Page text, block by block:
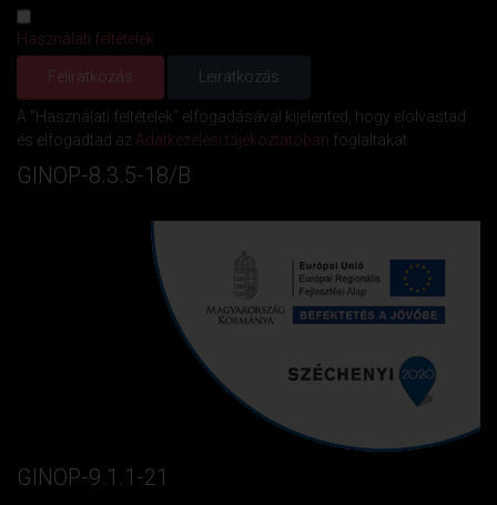
Használati feltételek
A "Használati feltételek" elfogadásával kijelented, hogy elolvastad
és elfogadtad azAdatkezelési tájékoztatóban foglaltakat.
GINOP-8.3.5-18/B
GINOP-9.1.1-21